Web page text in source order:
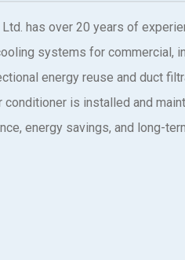
has over 20 years of
systems for commercial,
energy reuse and duct
is installed and
energy savings, and long-
cooling system, Juxin